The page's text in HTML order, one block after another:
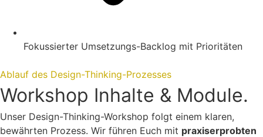
Fokussierter Umsetzungs-Backlog mit Prioritäten
Ablauf des Design-Thinking-Prozesses
Workshop Inhalte & Module.
Unser Design-Thinking-Workshop folgt einem klaren,
bewährten Prozess. Wir führen Euch mit praxiserprobten